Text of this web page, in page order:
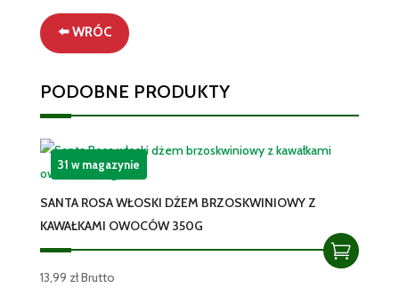
Drogheria
1880
8g
⬅️ WRÓC
PODOBNE PRODUKTY
SANTA ROSA WŁOSKI DŻEM BRZOSKWINIOWY Z
KAWAŁKAMI OWOCÓW 350G
13,99 złBrutto
31 w magazynie